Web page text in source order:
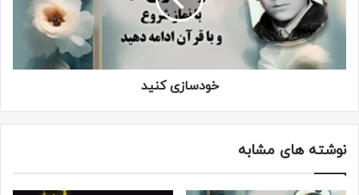
خودسازی کنید
نوشته های مشابه